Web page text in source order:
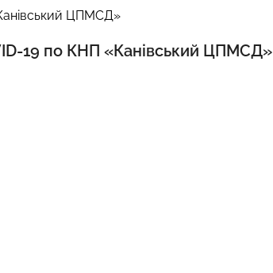
ЦПМСД»
19 по КНП «Канівський ЦПМСД»